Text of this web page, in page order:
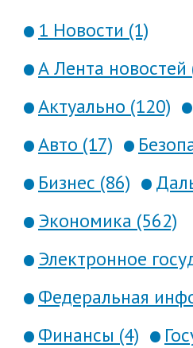
1 Новости (1)
А Лента новостей
Актуально (120)
Авто (17)
Бизнес (86)
Экономика (562)
Электронное
Федеральная
Финансы (4)